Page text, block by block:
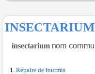
INSECTARIUM
insectarium
Repaire de fourmis